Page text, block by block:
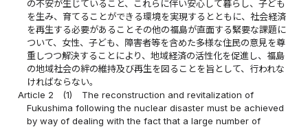
の不安が生じていること、これらに伴い安心して暮らし、子ども
を生み、育てることができる環境を実現するとともに、社会経済
を再生する必要があることその他の福島が直面する緊要な課題に
ついて、女性、子ども、障害者等を含めた多様な住民の意見を尊
重しつつ解決することにより、地域経済の活性化を促進し、福島
の地域社会の絆の維持及び再生を図ることを旨として、行われな
ければならない。
Article 2
(1)
The reconstruction and revitalization of
Fukushima following the nuclear disaster must be achieved
by way of dealing with the fact that a large number of